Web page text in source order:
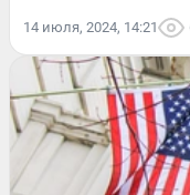
14 июля, 2024, 14:21